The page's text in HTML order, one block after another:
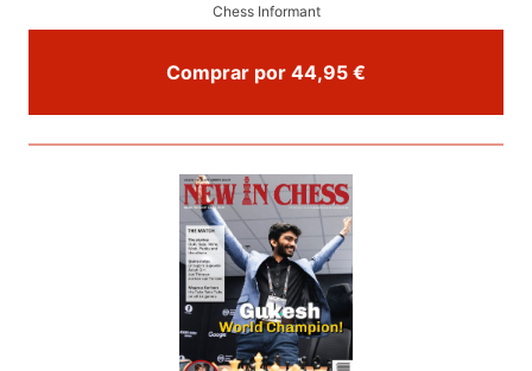
Chess Informant
Comprar por 44,95 €